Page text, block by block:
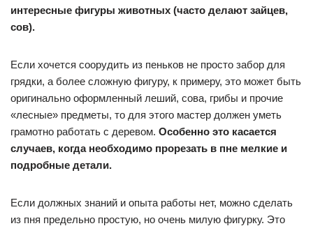
интересные фигуры животных (часто делают зайцев,
сов).
Если хочется соорудить из пеньков не просто забор для
грядки, а более сложную фигуру, к примеру, это может быть
оригинально оформленный леший, сова, грибы и прочие
«лесные» предметы, то для этого мастер должен уметь
грамотно работать с деревом. Особенно это касается
случаев, когда необходимо прорезать в пне мелкие и
подробные детали.
Если должных знаний и опыта работы нет, можно сделать
из пня предельно простую, но очень милую фигурку. Это